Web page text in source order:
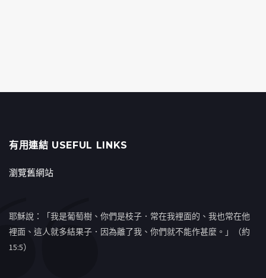
有用連結 USEFUL LINKS
瀏覽舊網站
耶穌說：「我是葡萄樹、你們是枝子．常在我裡面的、我也常在他
裡面、這人就多結果子．因為離了我、你們就不能作甚麼。」（約
15:5）